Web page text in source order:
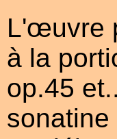
L'œuvre
à la
op.45